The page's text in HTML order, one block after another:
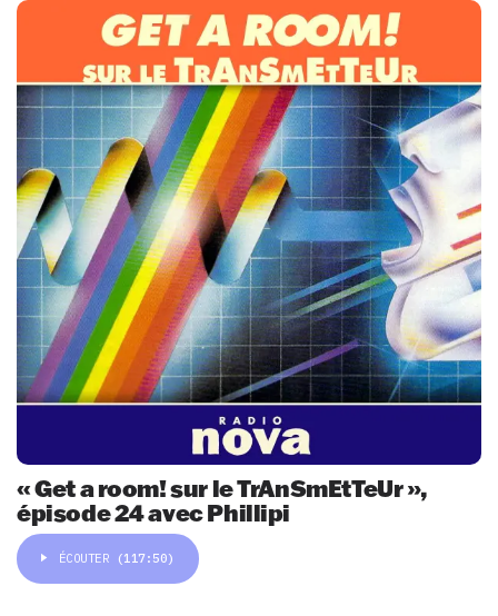
« Get a room! sur le TrAnSmEtTeUr »,
épisode 24 avec Phillipi
ÉCOUTER (117:50)